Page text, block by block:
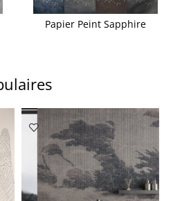
Papier Peint Sapphire